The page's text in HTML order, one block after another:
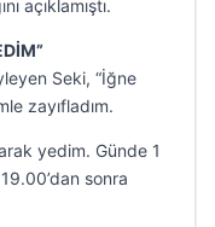
açıklamıştı.
Seki, “İğne
zayıfladım.
yedim. Günde 1
sonra